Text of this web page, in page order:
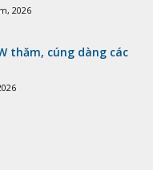
2026
thăm, cúng dàng các